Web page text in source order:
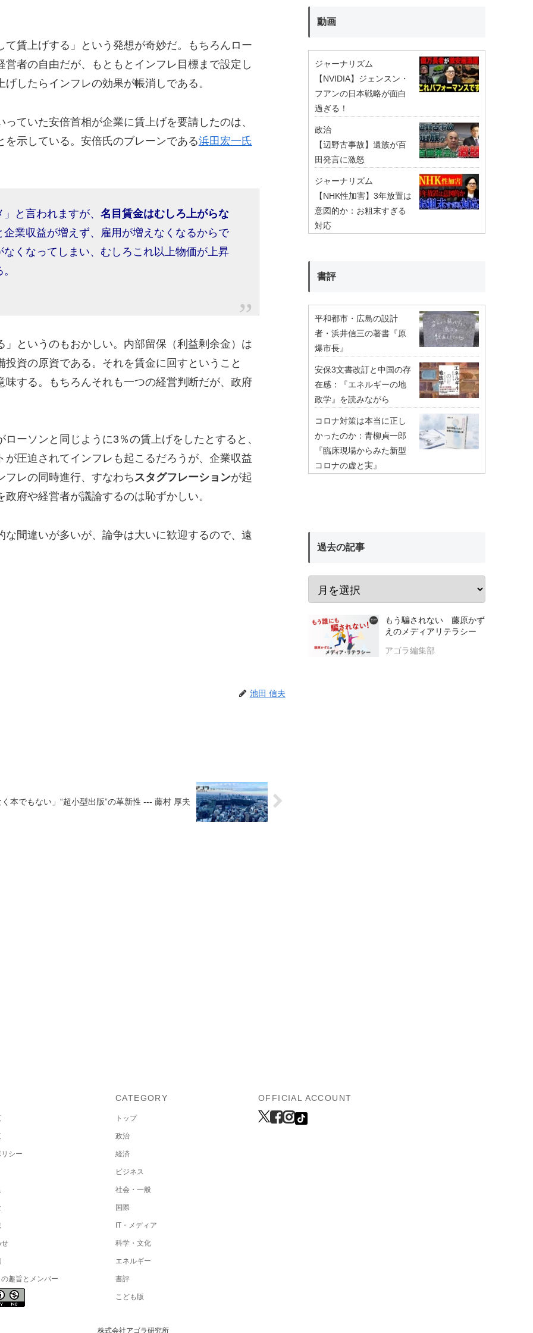
て賃上げする」という発想が奇妙だ。もちろんロー
者の自由だが、もともとインフレ目標まで設定し
したらインフレの効果が帳消しである。
っていた安倍首相が企業に賃上げを要請したのは、
示している。安倍氏のブレーンである浜田宏一氏
」と言われますが、名目賃金はむしろ上がらな
企業収益が増えず、雇用が増えなくなるからで
くなってしまい、むしろこれ以上物価が上昇
というのもおかしい。内部留保（利益剰余金）は
投資の原資である。それを賃金に回すということ
する。もちろんそれも一つの経営判断だが、政府
ーソンと同じように3％の賃上げをしたとすると、
圧迫されてインフレも起こるだろうが、企業収益
フレの同時進行、すなわちスタグフレーションが起
府や経営者が議論するのは恥ずかしい。
間違いが多いが、論争は大いに歓迎するので、遠
池田 信夫
本でもない」“超小型出版”の革新性 --- 藤村 厚夫
動画
ジャーナリズム
【NVIDIA】ジェンスン・
フアンの日本戦略が面白
過ぎる！
政治
【辺野古事故】遺族が百
田発言に激怒
ジャーナリズム
【NHK性加害】3年放置は
意図的か：お粗末すぎる
対応
書評
平和都市・広島の設計
者・浜井信三の著書『原
爆市長』
安保3文書改訂と中国の存
在感：『エネルギーの地
政学』を読みながら
コロナ対策は本当に正し
かったのか：青柳貞一郎
『臨床現場からみた新型
コロナの虚と実』
過去の記事
もう騙されない 藤原かず
えのメディアリテラシー
アゴラ編集部
シー
せ
趣旨とメンバー
CATEGORY
トップ
政治
経済
ビジネス
社会・一般
国際
IT・メディア
科学・文化
エネルギー
書評
こども版
OFFICIAL ACCOUNT
株式会社アゴラ研究所